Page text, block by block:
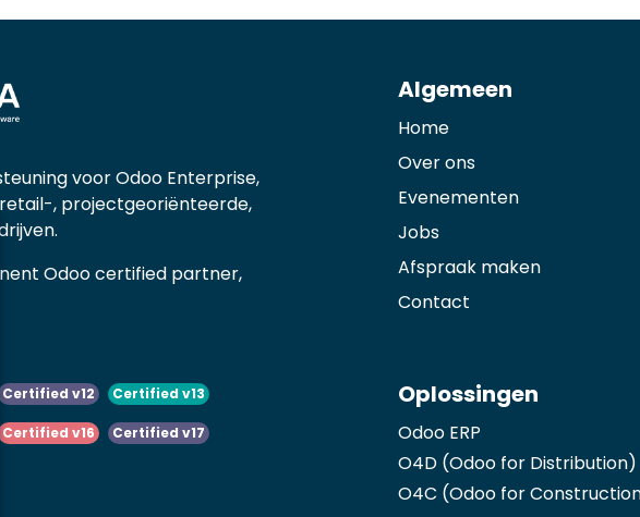
voor Odoo Enterprise,
, projectgeoriënteerde,
Odoo certified partner,
Certified v12 Certified v13
Certified v16 Certified v17
Algemeen
Home
Over ons
Evenementen
Jobs
Afspraak maken
Contact
Oplossingen
Odoo ERP
O4D (Odoo for Distribution)
O4C (Odoo for